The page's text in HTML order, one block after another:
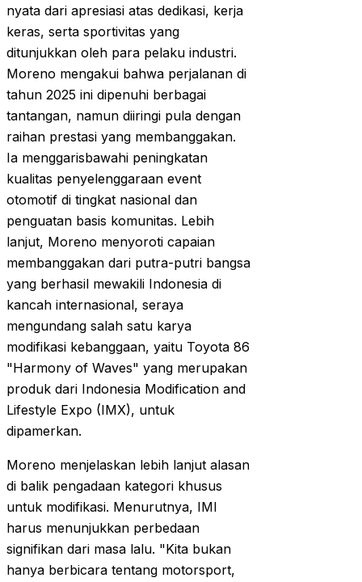
nyata dari apresiasi atas dedikasi, kerja
keras, serta sportivitas yang
ditunjukkan oleh para pelaku industri.
Moreno mengakui bahwa perjalanan di
tahun 2025 ini dipenuhi berbagai
tantangan, namun diiringi pula dengan
raihan prestasi yang membanggakan.
Ia menggarisbawahi peningkatan
kualitas penyelenggaraan event
otomotif di tingkat nasional dan
penguatan basis komunitas. Lebih
lanjut, Moreno menyoroti capaian
membanggakan dari putra-putri bangsa
yang berhasil mewakili Indonesia di
kancah internasional, seraya
mengundang salah satu karya
modifikasi kebanggaan, yaitu Toyota 86
"Harmony of Waves" yang merupakan
produk dari Indonesia Modification and
Lifestyle Expo (IMX), untuk
dipamerkan.
Moreno menjelaskan lebih lanjut alasan
di balik pengadaan kategori khusus
untuk modifikasi. Menurutnya, IMI
harus menunjukkan perbedaan
signifikan dari masa lalu. "Kita bukan
hanya berbicara tentang motorsport,